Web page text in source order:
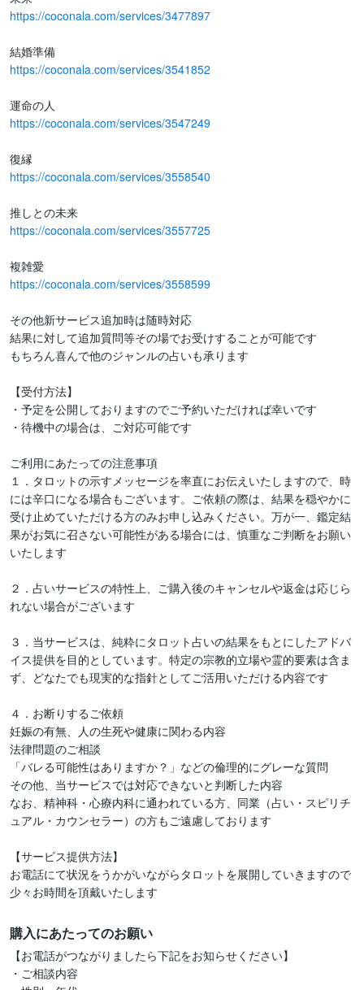
https://coconala.com/services/3477897
https://coconala.com/services/3541852
https://coconala.com/services/3547249
https://coconala.com/services/3558540
https://coconala.com/services/3557725
https://coconala.com/services/3558599
その他新サービス追加時は随時対応
結果に対して追加質問等その場でお受けすることが可能です
もちろん喜んで他のジャンルの占いも承ります
【受付方法】
・予定を公開しておりますのでご予約いただければ幸いです
・待機中の場合は、ご対応可能です
ご利用にあたっての注意事項
１．タロットの示すメッセージを率直にお伝えいたしますので、時
には辛口になる場合もございます。ご依頼の際は、結果を穏やかに
受け止めていただける方のみお申し込みください。万が一、鑑定結
果がお気に召さない可能性がある場合には、慎重なご判断をお願い
いたします
２．占いサービスの特性上、ご購入後のキャンセルや返金は応じら
れない場合がございます
３．当サービスは、純粋にタロット占いの結果をもとにしたアドバ
イス提供を目的としています。特定の宗教的立場や霊的要素は含ま
ず、どなたでも現実的な指針としてご活用いただける内容です
４．お断りするご依頼
妊娠の有無、人の生死や健康に関わる内容
法律問題のご相談
「バレる可能性はありますか？」などの倫理的にグレーな質問
その他、当サービスでは対応できないと判断した内容
なお、精神科・心療内科に通われている方、同業（占い・スピリチ
ュアル・カウンセラー）の方もご遠慮しております
【サービス提供方法】
お電話にて状況をうかがいながらタロットを展開していきますので
少々お時間を頂戴いたします
購入にあたってのお願い
【お電話がつながりましたら下記をお知らせください】
・ご相談内容